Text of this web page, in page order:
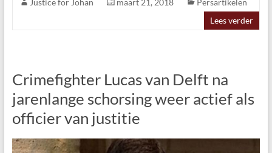
Justice for Johan maart 21, 2018
Persartikelen
Lees verder
Crimefighter Lucas van Delft na
jarenlange schorsing weer actief als
officier van justitie